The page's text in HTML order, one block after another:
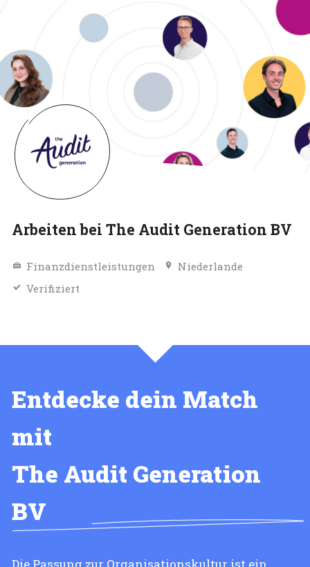
Arbeiten bei The Audit Generation BV
Finanzdienstleistungen
Niederlande
Verifiziert
Entdecke dein Match
mit
The Audit Generation
BV